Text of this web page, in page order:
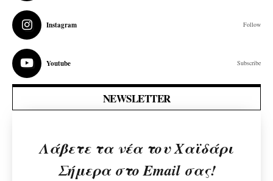
Instagram Follow
Youtube Subscribe
NEWSLETTER
Λάβετε τα νέα του Χαϊδάρι
Σήμερα στο Email σας!